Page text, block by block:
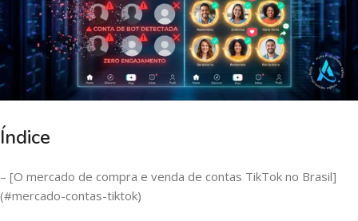
Índice
– [O mercado de compra e venda de contas TikTok no Brasil]
(#mercado-contas-tiktok)